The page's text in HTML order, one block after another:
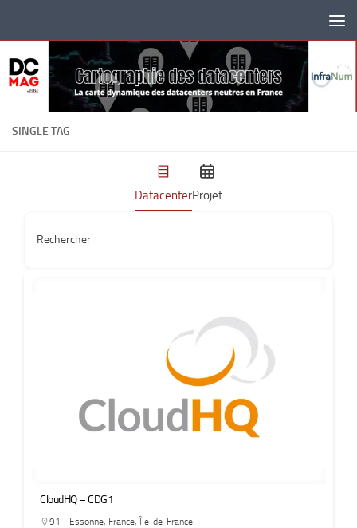
SINGLE TAG
DatacenterProjet
Rechercher
CloudHQ – CDG1
91 - Essonne, France, Île-de-France